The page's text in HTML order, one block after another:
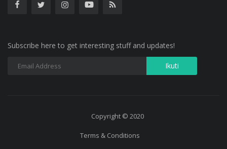
Subscribe here to get interesting stuff and updates!
Copyright © 2020
Terms & Conditions